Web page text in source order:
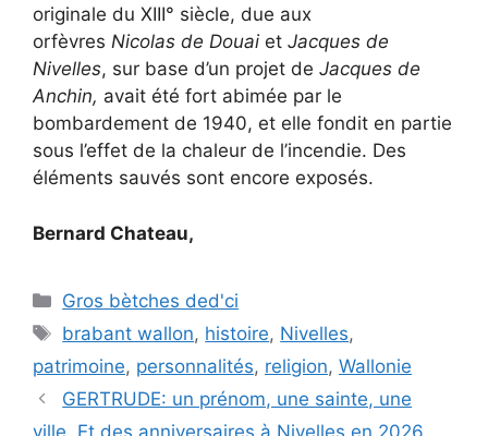
originale du XIII° siècle, due aux
orfèvres Nicolas de Douai et Jacques de
Nivelles, sur base d’un projet de Jacques de
Anchin, avait été fort abimée par le
bombardement de 1940, et elle fondit en partie
sous l’effet de la chaleur de l’incendie. Des
éléments sauvés sont encore exposés.
Bernard Chateau,
Catégories
Gros bètches ded'ci
Étiquettes
brabant wallon, histoire, Nivelles,
patrimoine, personnalités, religion, Wallonie
GERTRUDE: un prénom, une sainte, une
ville. Et des anniversaires à Nivelles en 2026.